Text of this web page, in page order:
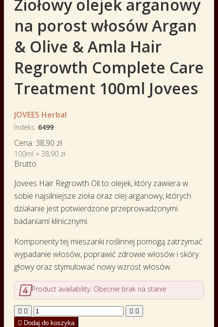
Ziołowy olejek arganowy
na porost włosów Argan
& Olive & Amla Hair
Regrowth Complete Care
Treatment 100ml Jovees
JOVEES Herbal
Indeks 6499
Cena: 38,90 zł
100ml = 38.90 zł
Brutto
Jovees Hair Regrowth Oil to olejek, który zawiera w
sobie najsilniejsze zioła oraz olej arganowy, których
działanie jest potwierdzone przeprowadzonymi
badaniami klinicznymi.
Komponenty tej mieszanki roślinnej pomogą zatrzymać
wypadanie włosów, poprawić zdrowie włosów i skóry
głowy oraz stymulować nowy wzrost włosów.
Product availability: Obecnie brak na stanie
   
 Dodaj do koszyka